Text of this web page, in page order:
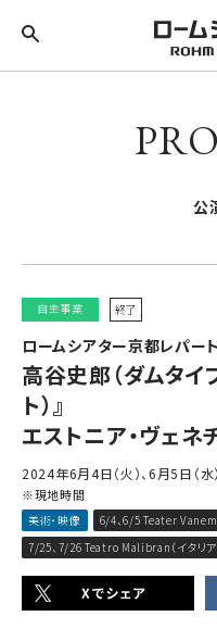
公
自主事業 終了
ロームシアター京都レパー
高谷史郎（ダムタイ
ト）』
エストニア・ヴェネ
2024年6月4日（火）、6月5日（水
※現地時間
美術・映像
6/4、6/5 Teater
7/25、7/26 Teatro Malibran（イタリア